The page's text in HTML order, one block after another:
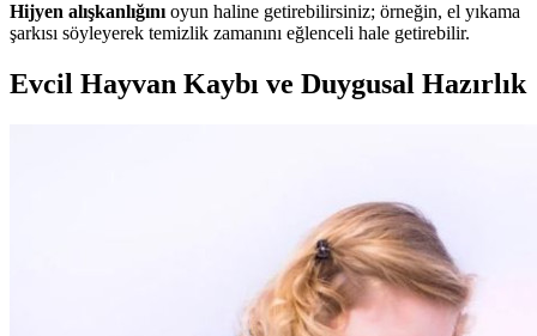
Hijyen alışkanlığınıoyun haline getirebilirsiniz; örneğin, el yıkama
şarkısı söyleyerek temizlik zamanını eğlenceli hale getirebilir.
Evcil Hayvan Kaybı ve Duygusal Hazırlık